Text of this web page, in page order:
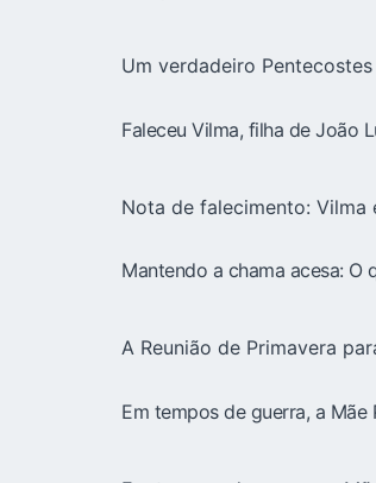
Um verdadeiro
Faleceu Vilma, filha de João
Nota de falecimento: Vilma
Mantendo a chama acesa: O
A Reunião de Primavera
Em tempos de guerra, a Mãe